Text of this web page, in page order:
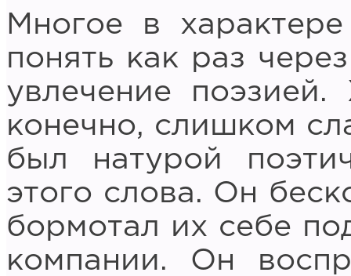
Многое в
понять как раз
увлечение поэзией.
конечно, слишком
был натурой
этого слова. Он
бормотал их себе
компании. Он